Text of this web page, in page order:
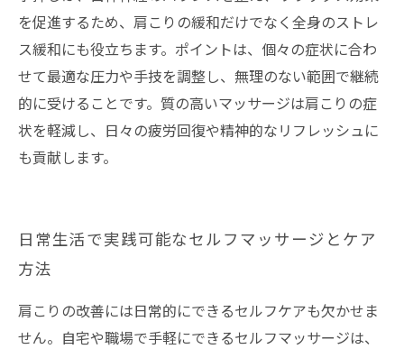
を促進するため、肩こりの緩和だけでなく全身のストレ
ス緩和にも役立ちます。ポイントは、個々の症状に合わ
せて最適な圧力や手技を調整し、無理のない範囲で継続
的に受けることです。質の高いマッサージは肩こりの症
状を軽減し、日々の疲労回復や精神的なリフレッシュに
も貢献します。
日常生活で実践可能なセルフマッサージとケア
方法
肩こりの改善には日常的にできるセルフケアも欠かせま
せん。自宅や職場で手軽にできるセルフマッサージは、